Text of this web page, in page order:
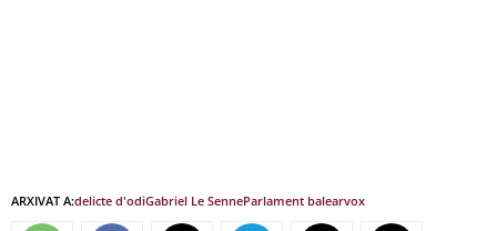
ARXIVAT A:delicte d'odiGabriel Le SenneParlament balearvox